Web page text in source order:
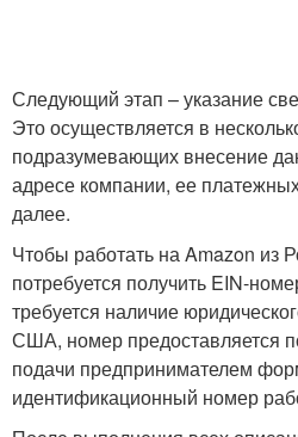
Следующий этап – указание
Это осуществляется в
подразумевающих внесение
адресе компании, ее
далее.
Чтобы работать на Amazon из
потребуется получить EIN-
требуется наличие
США, номер предоставляется
подачи предпринимателем
идентификационный номер